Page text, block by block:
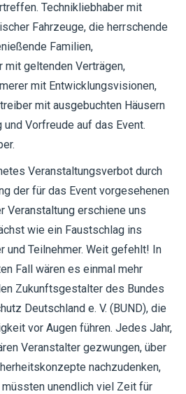
Technikliebhaber mit
Fahrzeuge, die herrschende
Familien,
geltenden Verträgen,
mit Entwicklungsvisionen,
mit ausgebuchten Häusern
Vorfreude auf das Event.
Veranstaltungsverbot durch
der für das Event vorgesehenen
Veranstaltung erschiene uns
wie ein Faustschlag ins
und Teilnehmer. Weit gefehlt! In
Fall wären es einmal mehr
Zukunftsgestalter des Bundes
Deutschland e. V. (BUND), die
vor Augen führen. Jedes Jahr,
Veranstalter gezwungen, über
nachzudenken,
unendlich viel Zeit für